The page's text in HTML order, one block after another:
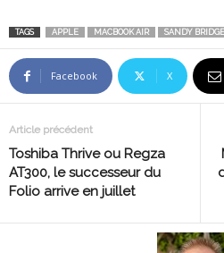
TAGS APPLE MACBOOK AIR SANDY BRIDGE
Facebook X
Article précédent
Toshiba Thrive ou Regza
AT300, le successeur du
Folio arrive en juillet